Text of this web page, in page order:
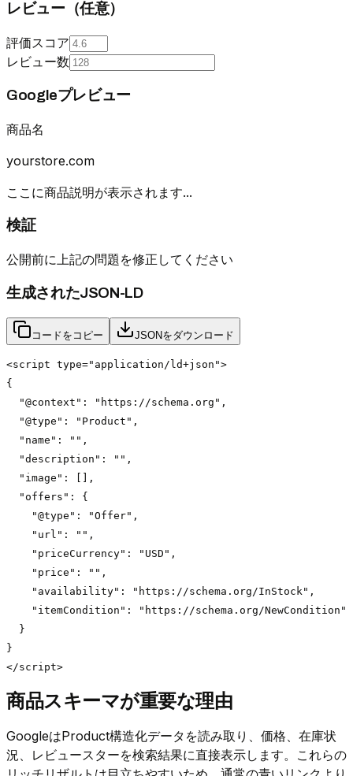
レビュー（任意）
評価スコア
レビュー数
Googleプレビュー
商品名
yourstore.com
ここに商品説明が表示されます...
検証
公開前に上記の問題を修正してください
生成されたJSON-LD
コードをコピー JSONをダウンロード
<script type="application/ld+json">
{
  "@context": "https://schema.org",
  "@type": "Product",
  "name": "",
  "description": "",
  "image": [],
  "offers": {
    "@type": "Offer",
    "url": "",
    "priceCurrency": "USD",
    "price": "",
    "availability": "https://schema.org/InStock",
    "itemCondition": "https://schema.org/NewCondition"
  }
}
</script>
商品スキーマが重要な理由
GoogleはProduct構造化データを読み取り、価格、在庫状
況、レビュースターを検索結果に直接表示します。これらの